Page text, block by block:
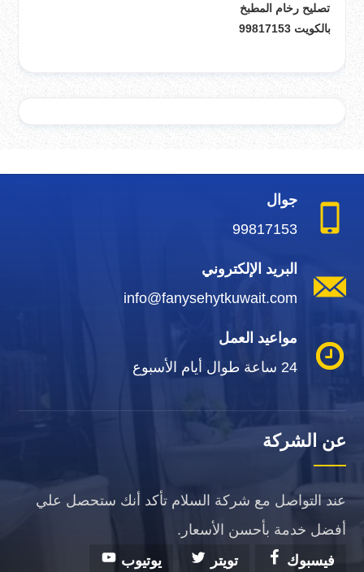
تصليح رخام المطبخ
بالكويت 99817153
جوال
99817153
البريد الإلكتروني
info@fanysehytkuwait.com
مواعيد العمل
24 ساعة طوال أيام الأسبوع
عن الشركة
عند التواصل مع شركة السلام تأكد أنك ستحصل علي
أفضل خدمة بأحسن الأسعار.
فيسبوك
تويتر يوتيوب